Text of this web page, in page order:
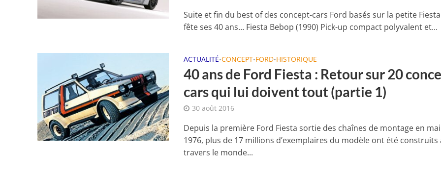
Suite et fin du best of des concept-cars Ford basés sur la petite
fête ses 40 ans… Fiesta Bebop (1990) Pick-up compact polyvalent et...
ACTUALITÉ•CONCEPT•FORD•HISTORIQUE
40 ans de Ford Fiesta : Retour sur 20
cars qui lui doivent tout (partie 1)
30 août 2016
Depuis la première Ford Fiesta sortie des chaînes de montage en mai
1976, plus de 17 millions d’exemplaires du modèle ont été construits
travers le monde...